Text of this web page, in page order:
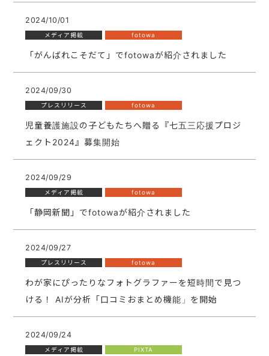
2024/10/01
メディア掲載 fotowa
「がんばれこそだて」でfotowaが紹介されました
2024/09/30
プレスリリース fotowa
児童養護施設の子どもたちへ贈る『七五三応援プロジ
ェクト2024』募集開始
2024/09/29
メディア掲載 fotowa
「静岡新聞」でfotowaが紹介されました
2024/09/27
プレスリリース fotowa
わが家にぴったりなフォトグラファーを短時間で見つ
ける！ AIが分析「口コミおまとめ機能」を開始
2024/09/24
メディア掲載 PIXTA